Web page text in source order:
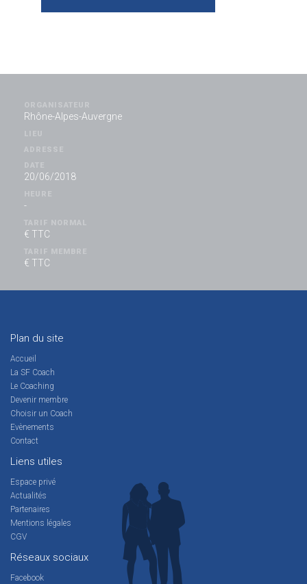
Rhône-Alpes-Auvergne
20/06/2018
-
€ TTC
€ TTC
Plan du site
Accueil
La SF Coach
Le Coaching
Devenir membre
Choisir un Coach
Evènements
Contact
Liens utiles
Espace privé
Actualités
Partenaires
Mentions légales
CGV
Réseaux sociaux
Facebook